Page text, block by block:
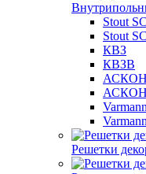
Stout
Stout
КВЗ
КВЗВ
Решетки